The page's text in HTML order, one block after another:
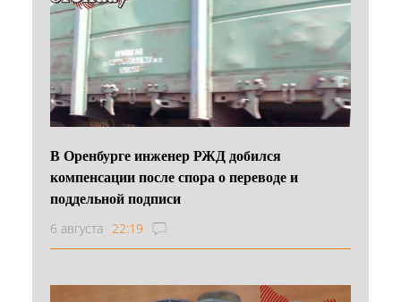
В Оренбурге инженер РЖД добился
компенсации после спора о переводе и
поддельной подписи
6 августа 22:19